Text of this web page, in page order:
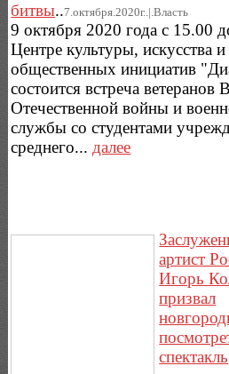
битвы..7.октября.2020г..|.Власть
9 октября 2020 года с 15.00
Центре культуры, искусства и
общественных инициатив
состоится встреча ветеранов
Отечественной войны и
службы со студентами
среднего...далее
артист
Игорь
призвал
спектакль